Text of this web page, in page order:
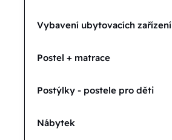
Vybavení ubytovacích zařízení
Postel + matrace
Postýlky - postele pro děti
Nábytek